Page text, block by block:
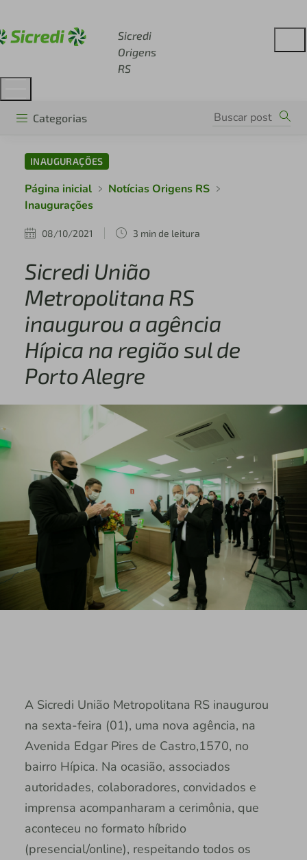
Sicredi
Origens
RS
Categorias
INAUGURAÇÕES
Página inicial
Notícias Origens RS
Inaugurações
08/10/2021 3 min de leitura
Sicredi União
Metropolitana RS
inaugurou a agência
Hípica na região sul de
Porto Alegre
A Sicredi União Metropolitana RS inaugurou
na sexta-feira (01), uma nova agência, na
Avenida Edgar Pires de Castro,1570, no
bairro Hípica. Na ocasião, associados
autoridades, colaboradores, convidados e
imprensa acompanharam a cerimônia, que
aconteceu no formato híbrido
(presencial/online), respeitando todos os